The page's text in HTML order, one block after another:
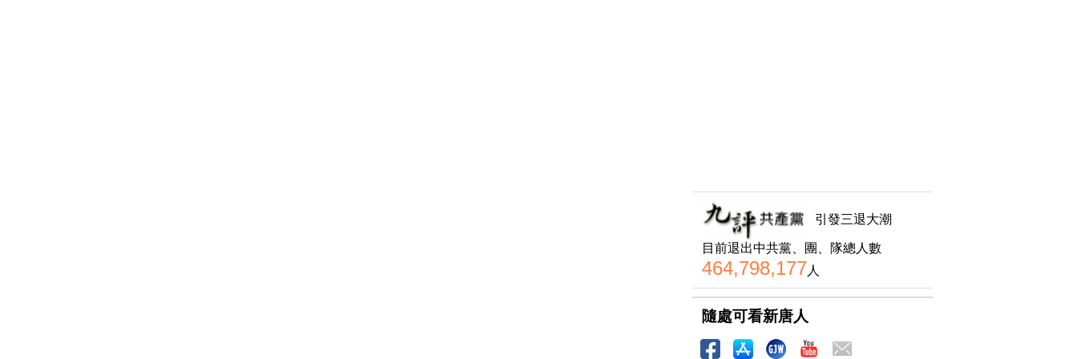
引發三退大潮
目前退出中共黨、團、隊總人數
464,798,177人
隨處可看新唐人